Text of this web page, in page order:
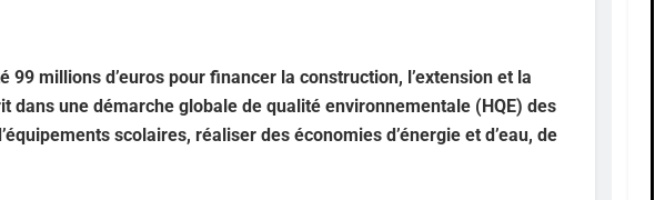
millions d’euros pour financer la construction, l’extension et la
dans une démarche globale de qualité environnementale (HQE) des
scolaires, réaliser des économies d’énergie et d’eau, de